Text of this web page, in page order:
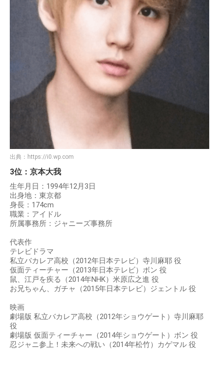
出典： https://i0.wp.com
3位：京本大我
生年月日：1994年12月3日
出身地：東京都
身長：174cm
職業：アイドル
所属事務所：ジャニーズ事務所
代表作
テレビドラマ
私立バカレア高校（2012年日本テレビ）寺川麻耶 役
仮面ティーチャー（2013年日本テレビ）ボン 役
鼠、江戸を疾る（2014年NHK）米原広之進 役
お兄ちゃん、ガチャ（2015年日本テレビ）ジェントル 役
映画
劇場版 私立バカレア高校（2012年ショウゲート）寺川麻耶
役
劇場版 仮面ティーチャー（2014年ショウゲート）ボン 役
忍ジャニ参上！未来への戦い（2014年松竹）カゲマル 役